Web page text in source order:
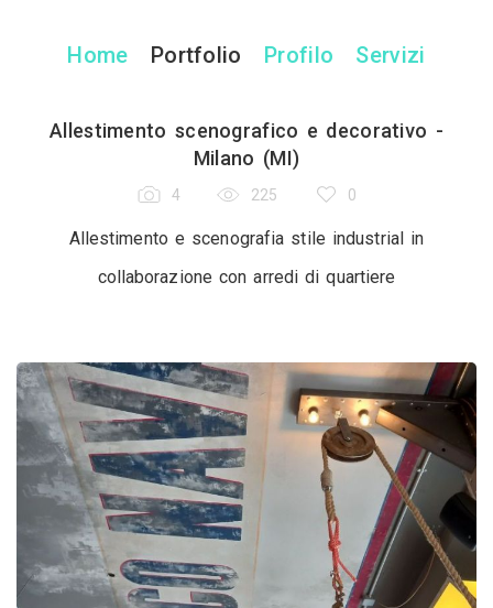
Home Portfolio Profilo Servizi
Allestimento scenografico e decorativo -
Milano (MI)
4 225 0
Allestimento e scenografia stile industrial in
collaborazione con arredi di quartiere